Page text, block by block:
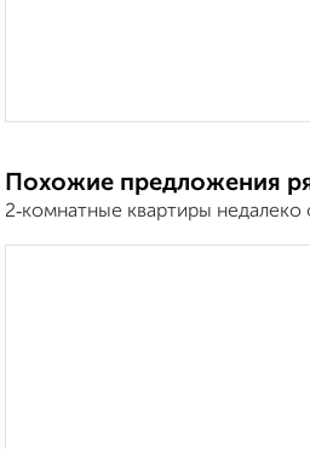
Похожие предложения
2‑комнатные квартиры